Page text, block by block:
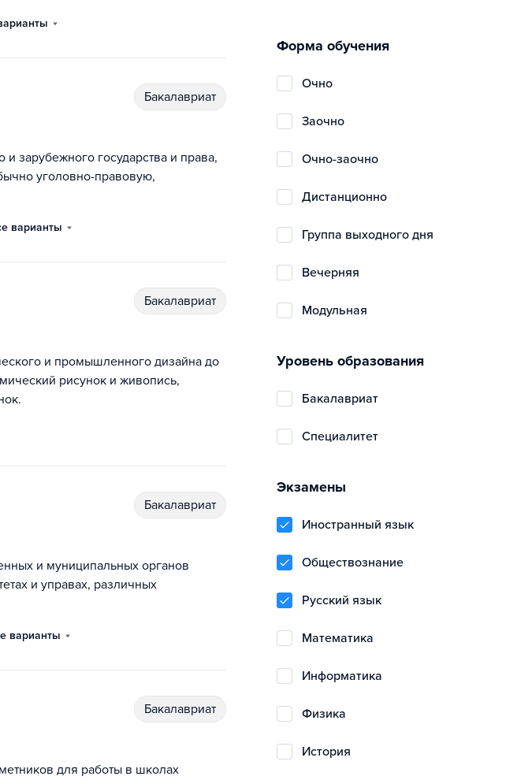
бакалавриат
зарубежного государства и права,
уголовно-правовую,
варианты
бакалавриат
и промышленного дизайна до
рисунок и живопись,
бакалавриат
и муниципальных органов
и управах, различных
варианты
бакалавриат
для работы в школах
Форма обучения
очно
заочно
очно-заочно
дистанционно
группа выходного дня
вечерняя
модульная
Уровень образования
бакалавриат
специалитет
Экзамены
иностранный язык
обществознание
русский язык
математика
информатика
физика
история